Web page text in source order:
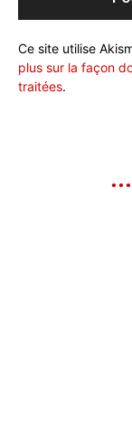
Ce site utilise
plus sur la façon
traitées.